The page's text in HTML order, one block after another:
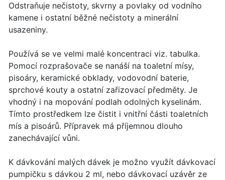
Odstraňuje nečistoty, skvrny a povlaky od vodního
kamene i ostatní běžné nečistoty a minerální
usazeniny.
Používá se ve velmi malé koncentraci viz. tabulka.
Pomocí rozprašovače se nanáší na toaletní mísy,
pisoáry, keramické obklady, vodovodní baterie,
sprchové kouty a ostatní zařizovací předměty. Je
vhodný i na mopování podlah odolných kyselinám.
Tímto prostředkem lze čistit i vnitřní části toaletních
mís a pisoárů. Přípravek má příjemnou dlouho
zanechávající vůni.
K dávkování malých dávek je možno využít dávkovací
pumpičku s dávkou 2 ml, nebo dávkovací uzávěr ze